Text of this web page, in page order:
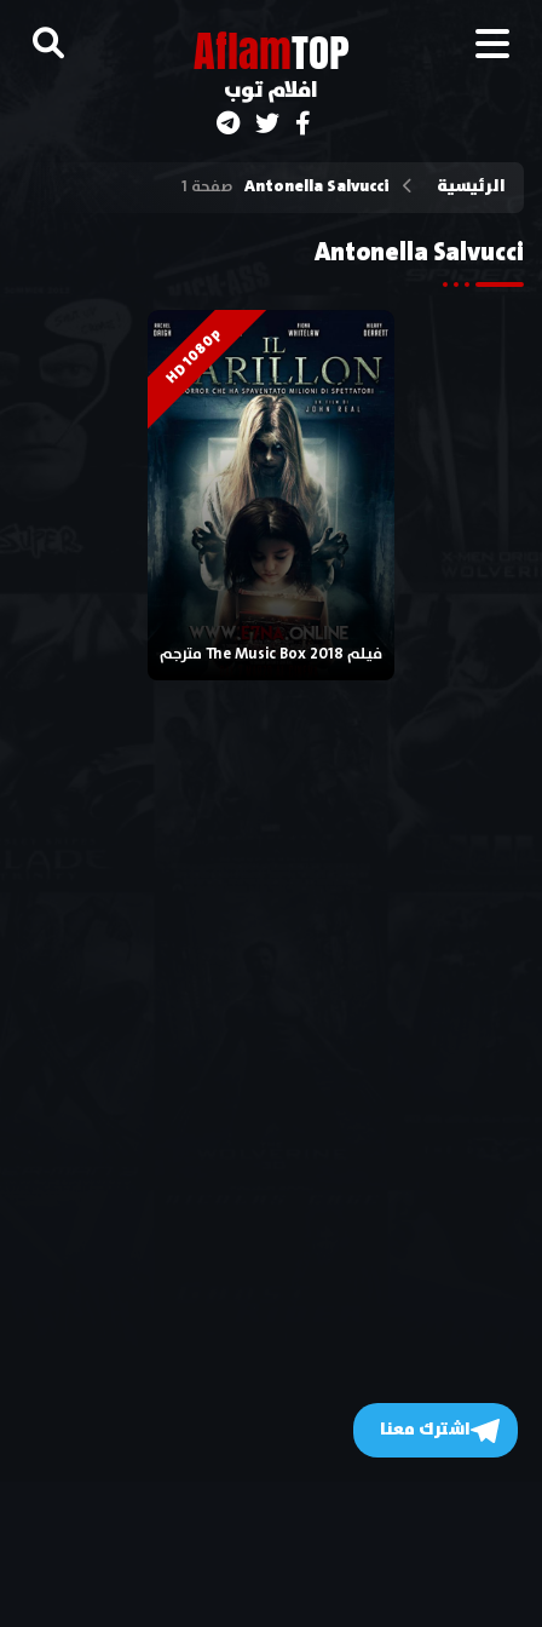
AflamTOP
افلام توب
الرئيسية Antonella Salvucci صفحة 1
Antonella Salvucci
HD 1080p
فيلم The Music Box 2018 مترجم
اشترك معنا